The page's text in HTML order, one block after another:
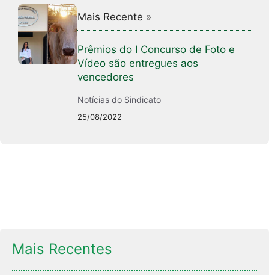
Mais Recente »
Prêmios do I Concurso de Foto e
Vídeo são entregues aos
vencedores
Notícias do Sindicato
25/08/2022
Mais Recentes